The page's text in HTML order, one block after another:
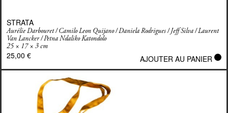
STRATA
Aurélie Darbouret/ Camilo Leon Quijano/Daniela Rodrigues / Jeff Silva /Laurent
Van Lancker/Petna Ndaliko Katondolo
25 × 17 × 3 cm
25,00 € AJOUTER AU PANIER